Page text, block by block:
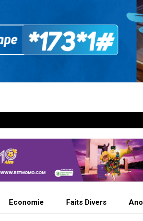
Economie Faits Divers